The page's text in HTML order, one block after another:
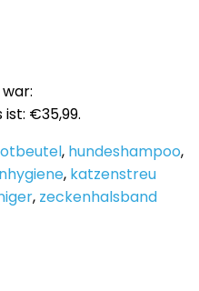
€35,99.
, hundeshampoo,
, katzenstreu
, zeckenhalsband